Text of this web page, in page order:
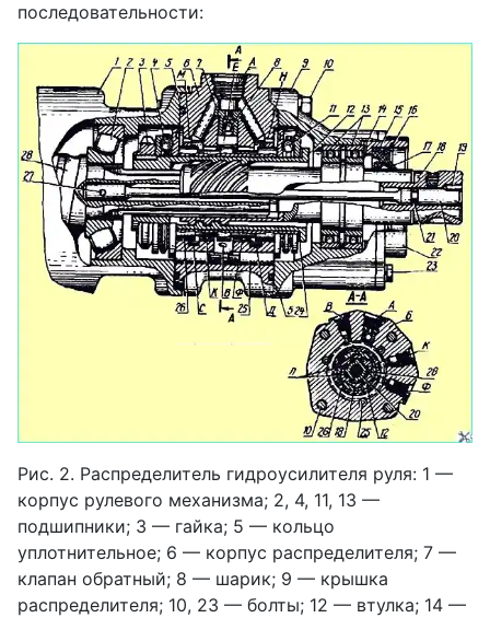
последовательности:
Рис. 2. Распределитель гидроусилителя руля: 1 —
корпус рулевого механизма; 2, 4, 11, 13 —
подшипники; 3 — гайка; 5 — кольцо
уплотнительное; 6 — корпус распределителя; 7 —
клапан обратный; 8 — шарик; 9 — крышка
распределителя; 10, 23 — болты; 12 — втулка; 14 —